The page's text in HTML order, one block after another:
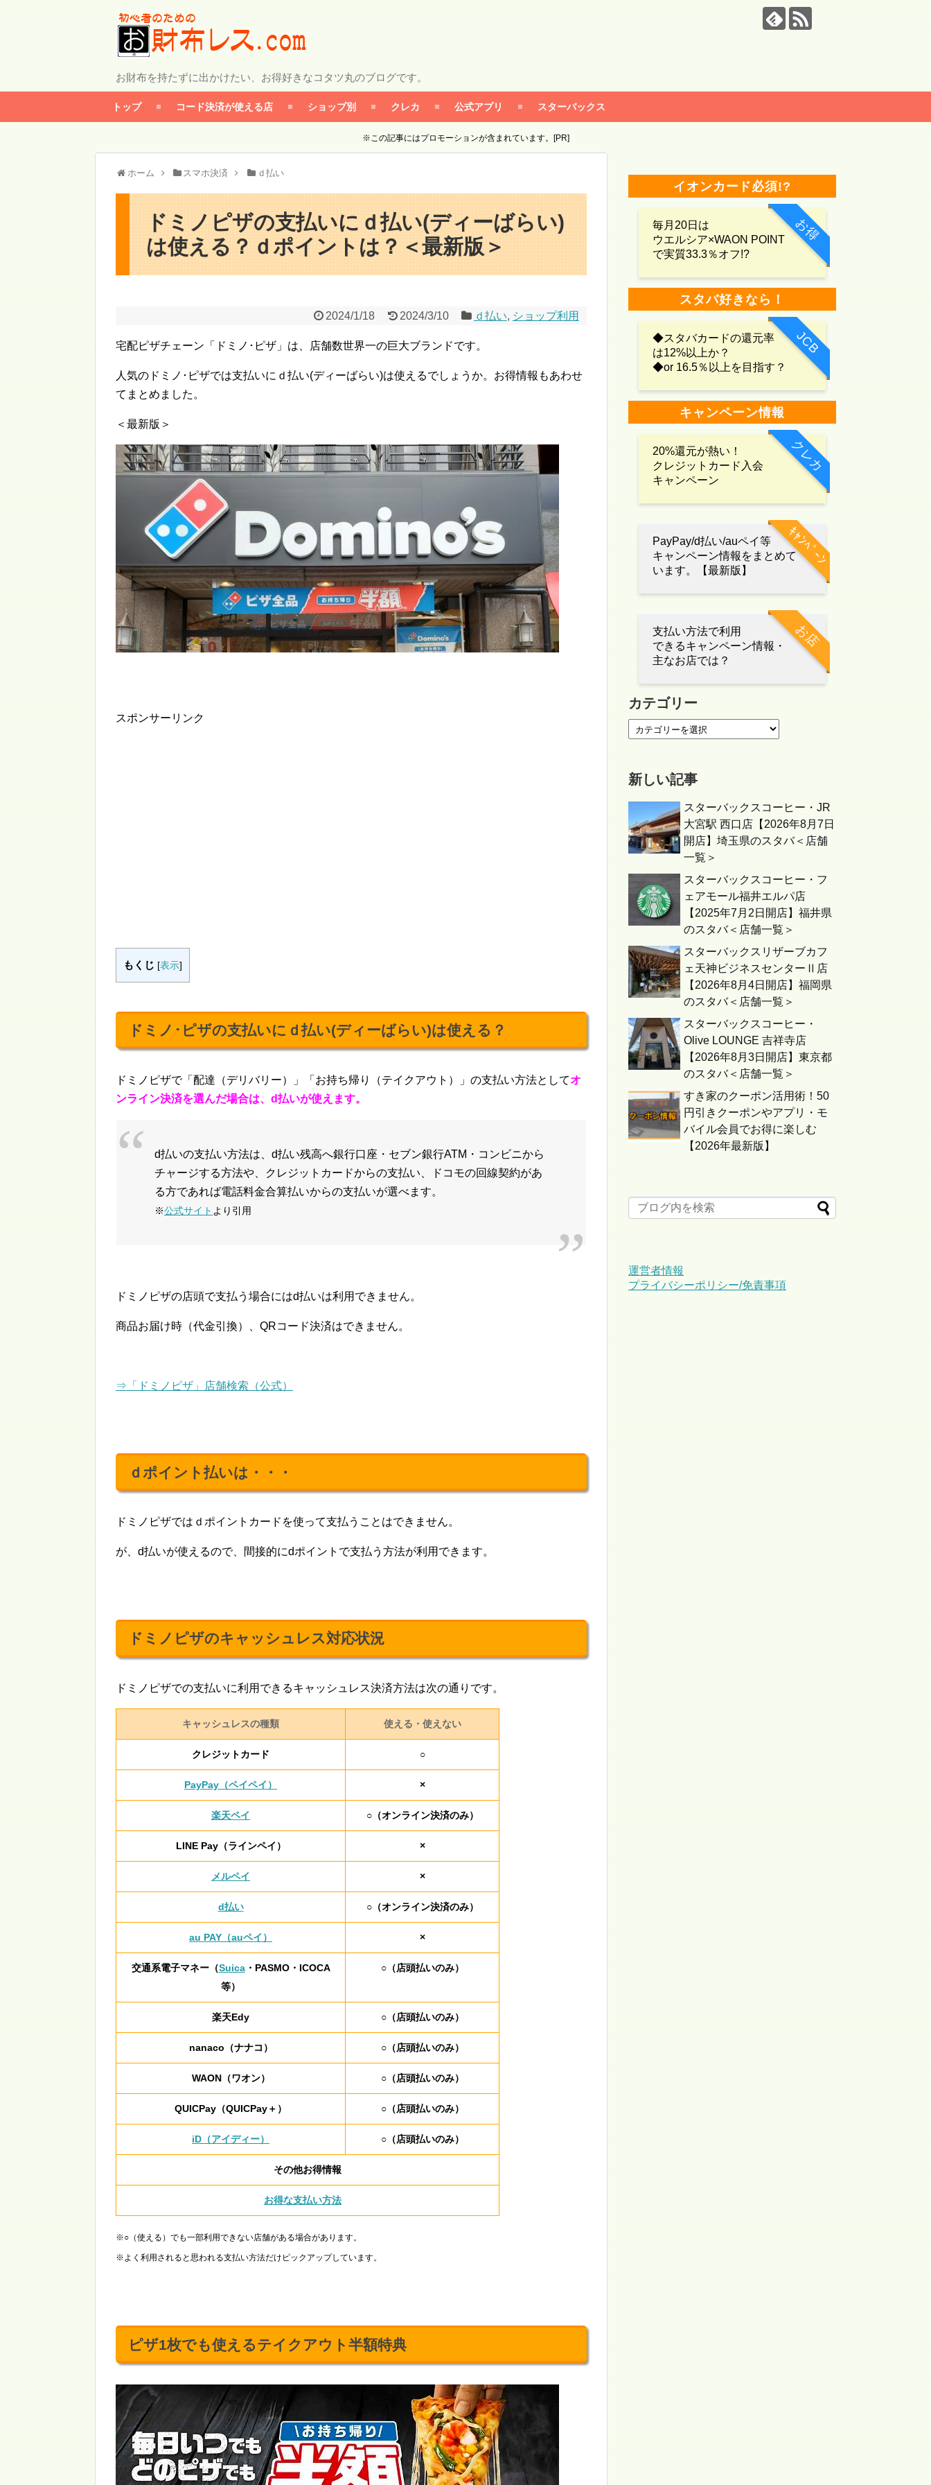
お財布を持たずに出かけたい、お得好きなコタツ丸のブログです。
トップ コード決済が使える店 ショップ別 クレカ 公式アプリ スターバックス
※この記事にはプロモーションが含まれています。[PR]
ホーム スマホ決済 ｄ払い
ドミノピザの支払いにｄ払い(ディーばらい)
は使える？ｄポイントは？＜最新版＞
2024/1/18 2024/3/10 ｄ払い, ショップ利用
宅配ピザチェーン「ドミノ･ピザ」は、店舗数世界一の巨大ブランドです。
人気のドミノ･ピザでは支払いにｄ払い(ディーばらい)は使えるでしょうか。お得情報もあわせ
てまとめました。
＜最新版＞
スポンサーリンク
もくじ [表示]
ドミノ･ピザの支払いにｄ払い(ディーばらい)は使える？
ドミノピザで「配達（デリバリー）」「お持ち帰り（テイクアウト）」の支払い方法としてオ
ンライン決済を選んだ場合は、d払いが使えます。
d払いの支払い方法は、d払い残高へ銀行口座・セブン銀行ATM・コンビニから
チャージする方法や、クレジットカードからの支払い、ドコモの回線契約があ
る方であれば電話料金合算払いからの支払いが選べます。
※公式サイト より引用
ドミノピザの店頭で支払う場合にはd払いは利用できません。
商品お届け時（代金引換）、QRコード決済はできません。
⇒「ドミノピザ」店舗検索（公式）
ｄポイント払いは・・・
ドミノピザではｄポイントカードを使って支払うことはできません。
が、d払いが使えるので、間接的にdポイントで支払う方法が利用できます。
ドミノピザのキャッシュレス対応状況
ドミノピザでの支払いに利用できるキャッシュレス決済方法は次の通りです。
キャッシュレスの種類 使える・使えない
クレジットカード ○
PayPay（ペイペイ） ×
楽天ペイ ○（オンライン決済のみ）
LINE Pay（ラインペイ） ×
メルペイ ×
d払い ○（オンライン決済のみ）
au PAY（auペイ） ×
交通系電子マネー（Suica・PASMO・ICOCA
等）
○（店頭払いのみ）
楽天Edy ○（店頭払いのみ）
nanaco（ナナコ） ○（店頭払いのみ）
WAON（ワオン） ○（店頭払いのみ）
QUICPay（QUICPay＋） ○（店頭払いのみ）
iD（アイディー） ○（店頭払いのみ）
その他お得情報
お得な支払い方法
※○（使える）でも一部利用できない店舗がある場合があります。
※よく利用されると思われる支払い方法だけピックアップしています。
ピザ1枚でも使えるテイクアウト半額特典
イオンカード必須!?
お得
毎月20日は
ウエルシア×WAON POINT
で実質33.3％オフ!?
スタバ好きなら！
JCB
◆スタバカードの還元率
は12%以上か？
◆or 16.5％以上を目指す？
キャンペーン情報
クレカ
20%還元が熱い！
クレジットカード入会
キャンペーン
ｷｬﾝﾍﾟｰﾝ
PayPay/d払い/auペイ等
キャンペーン情報をまとめて
います。【最新版】
お店
支払い方法で利用
できるキャンペーン情報・
主なお店では？
カテゴリー
新しい記事
スターバックスコーヒー・JR
大宮駅 西口店【2026年8月7日
開店】埼玉県のスタバ＜店舗
一覧＞
スターバックスコーヒー・フ
ェアモール福井エルパ店
【2025年7月2日開店】福井県
のスタバ＜店舗一覧＞
スターバックスリザーブカフ
ェ天神ビジネスセンターⅡ店
【2026年8月4日開店】福岡県
のスタバ＜店舗一覧＞
スターバックスコーヒー・
Olive LOUNGE 吉祥寺店
【2026年8月3日開店】東京都
のスタバ＜店舗一覧＞
すき家のクーポン活用術！50
円引きクーポンやアプリ・モ
バイル会員でお得に楽しむ
【2026年最新版】
運営者情報
プライバシーポリシー/免責事項